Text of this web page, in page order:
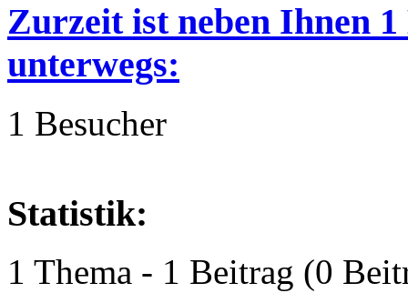
Zurzeit ist neben Ihnen
unterwegs:
1 Besucher
Statistik:
1 Thema - 1 Beitrag (0